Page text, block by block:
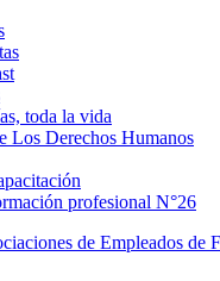
toda la vida
Los Derechos Humanos
profesional N°26